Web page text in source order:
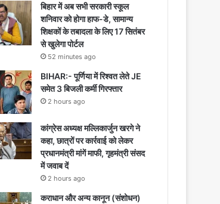
बिहार में अब सभी सरकारी स्कूल
शनिवार को होगा हाफ-डे, सामान्य
शिक्षकों के तबादला के लिए 17 सितंबर
से खुलेगा पोर्टल
52 minutes ago
BIHAR:- पूर्णिया में रिश्वत लेते JE
समेत 3 बिजली कर्मी गिरफ्तार
2 hours ago
कांग्रेस अध्यक्ष मल्लिकार्जुन खरगे ने
कहा, छात्रों पर कार्रवाई को लेकर
प्रधानमंत्री मांगें माफी, गृहमंत्री संसद
में जवाब दें
2 hours ago
कराधान और अन्य कानून (संशोधन)